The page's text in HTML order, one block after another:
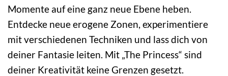
Momente auf eine ganz neue Ebene heben.
Entdecke neue erogene Zonen, experimentiere
mit verschiedenen Techniken und lass dich von
deiner Fantasie leiten. Mit „The Princess“ sind
deiner Kreativität keine Grenzen gesetzt.